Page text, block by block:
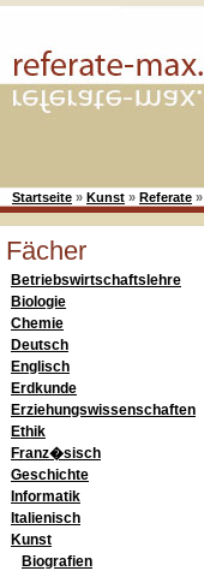
Startseite » Kunst » Referate »
Fächer
Betriebswirtschaftslehre
Biologie
Chemie
Deutsch
Englisch
Erdkunde
Erziehungswissenschaften
Ethik
Franz�sisch
Geschichte
Informatik
Italienisch
Kunst
Biografien